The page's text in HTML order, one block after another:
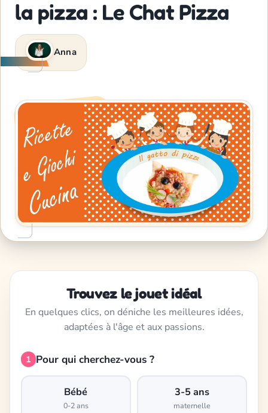
la pizza : Le Chat Pizza
Anna
Trouvez le jouet idéal
En quelques clics, on déniche les meilleures idées,
adaptées à l'âge et aux passions.
1 Pour qui cherchez-vous ?
Bébé
0-2 ans
3-5 ans
maternelle